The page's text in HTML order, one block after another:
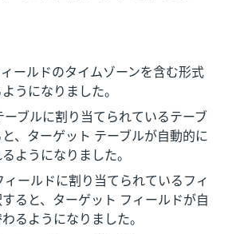
ールドのタイムゾーンを含む形式
うになりました。
ーブルに割り当てられているテーブ
、ターゲット テーブルが自動的に
ようになりました。
ィールドに割り当てられているフィ
ると、ターゲット フィールドが自
るようになりました。